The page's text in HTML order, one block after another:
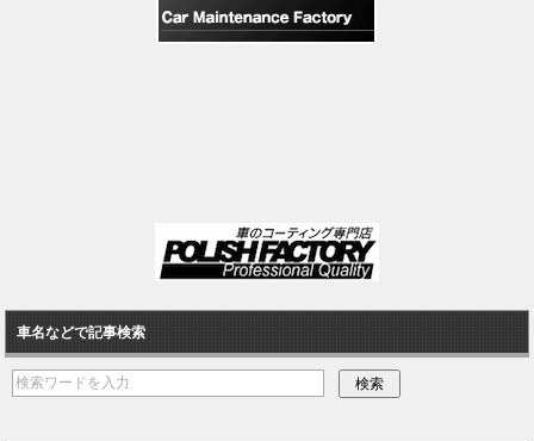
車名などで記事検索